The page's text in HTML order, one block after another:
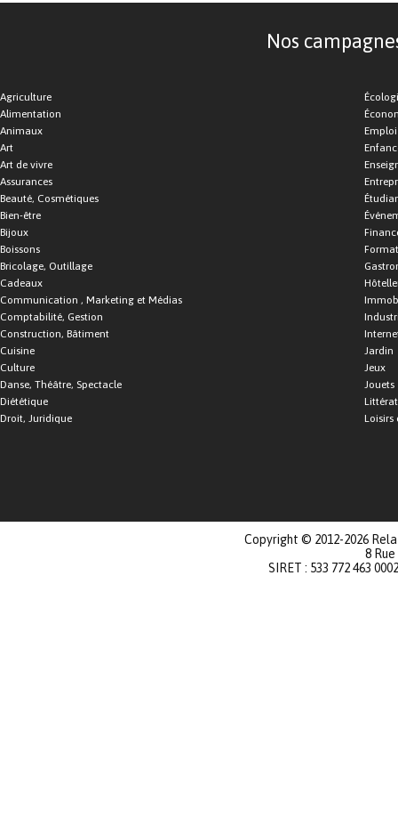
Nos
Agriculture
Alimentation
Animaux
Art
Art de vivre
Assurances
Beauté, Cosmétiques
Bien-être
Bijoux
Boissons
Bricolage, Outillage
Cadeaux
Communication , Marketing et Médias
Comptabilité, Gestion
Construction, Bâtiment
Cuisine
Culture
Danse, Théâtre, Spectacle
Diététique
Droit, Juridique
Emploi
Jardin
Jeux
Jouets
Loisirs
Copyright © 2012-2026
8
SIRET : 533 772 463